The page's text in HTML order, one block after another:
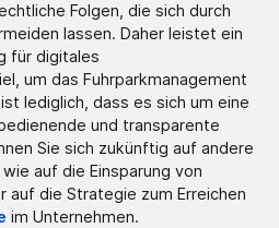
Folgen, die sich durch
lassen. Daher leistet ein
für digitales
um das Fuhrparkmanagement
lediglich, dass es sich um eine
und transparente
Sie sich zukünftig auf andere
auf die Einsparung von
auf die Strategie zum Erreichen
im Unternehmen.